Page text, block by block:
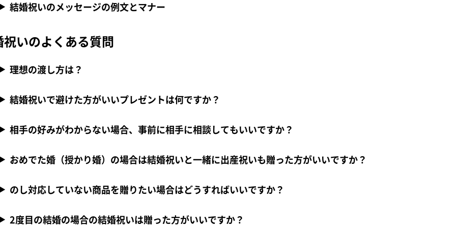
結婚祝いのメッセージの例文とマナー
祝いのよくある質問
理想の渡し方は？
結婚祝いで避けた方がいいプレゼントは何ですか？
相手の好みがわからない場合、事前に相手に相談してもいいですか？
おめでた婚（授かり婚）の場合は結婚祝いと一緒に出産祝いも贈った方がいいですか？
のし対応していない商品を贈りたい場合はどうすればいいですか？
2度目の結婚の場合の結婚祝いは贈った方がいいですか？